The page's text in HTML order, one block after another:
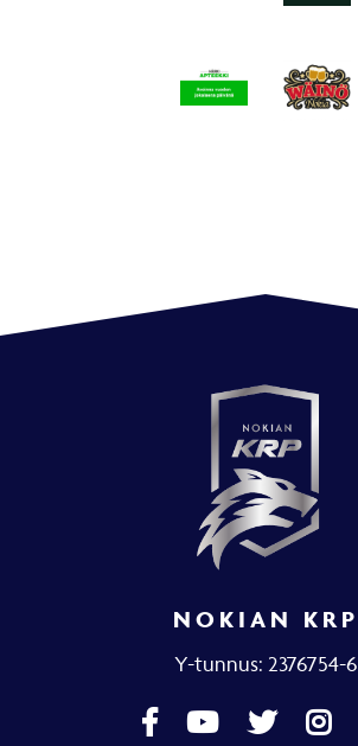
NOKIAN KRP
Y-tunnus: 2376754-6